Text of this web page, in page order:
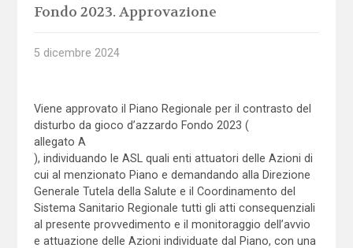
Fondo 2023. Approvazione
5 dicembre 2024
Viene approvato il Piano Regionale per il contrasto del
disturbo da gioco d’azzardo Fondo 2023 (
allegato A
), individuando le ASL quali enti attuatori delle Azioni di
cui al menzionato Piano e demandando alla Direzione
Generale Tutela della Salute e il Coordinamento del
Sistema Sanitario Regionale tutti gli atti consequenziali
al presente provvedimento e il monitoraggio dell’avvio
e attuazione delle Azioni individuate dal Piano, con una